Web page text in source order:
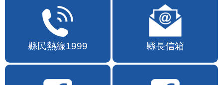
縣民熱線1999 縣長信箱